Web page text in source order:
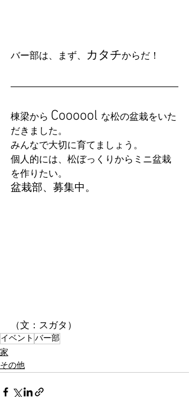
バー部は、まず、 カタチからだ！
棟梁から Coooool な松の盆栽をいた
だきました。
みんなで大切に育てましょう。
個人的には、松ぼっくりからミニ盆栽
を作りたい。
盆栽部、募集中。
（文：スガタ）
イベント バー部
家
その他